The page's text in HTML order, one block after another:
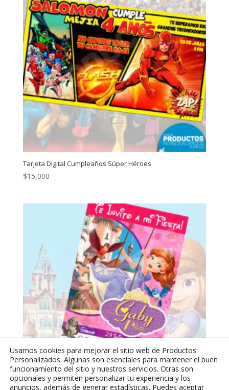
Tarjeta Digital Cumpleaños Súper Héroes
$15,000
Usamos cookies para mejorar el sitio web de Productos
Personalizados. Algunas son esenciales para mantener el buen
funcionamiento del sitio y nuestros servicios. Otras son
opcionales y permiten personalizar tu experiencia y los
anuncios, además de generar estadísticas. Puedes aceptar